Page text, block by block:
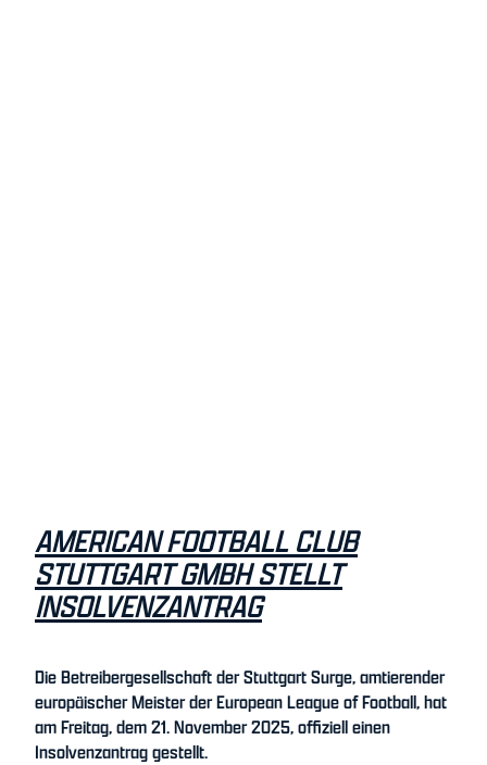
AMERICAN FOOTBALL CLUB
STUTTGART GMBH STELLT
INSOLVENZANTRAG
Die Betreibergesellschaft der Stuttgart Surge, amtierender
europäischer Meister der European League of Football, hat
am Freitag, dem 21. November 2025, offiziell einen
Insolvenzantrag gestellt.